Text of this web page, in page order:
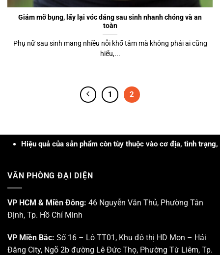
Giảm mỡ bụng, lấy lại vóc dáng sau sinh nhanh chóng và an
toàn
Phụ nữ sau sinh mang nhiều nỗi khổ tâm mà không phải ai cũng
hiểu,...
1 2
quả của sản phẩm còn tùy thuộc vào cơ địa, tình trạng, khả
VĂN PHÒNG ĐẠI DIỆN
VP HCM & Miền Đông: 46 Nguyễn Văn Thủ, Phường Tân
Định, Tp. Hồ Chí Minh
VP Miền Bắc: Số 16 – Lô TT01, Khu đô thị HD Mon – Hải
Đăng City, Ngõ 2b đường Lê Đức Thọ, Phường Từ Liêm, Tp.